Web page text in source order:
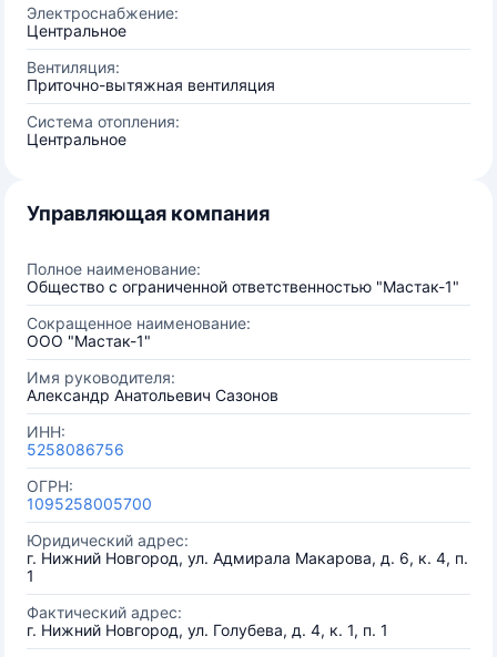
Электроснабжение:
Центральное
Вентиляция:
Приточно-вытяжная вентиляция
Система отопления:
Центральное
Управляющая компания
Полное наименование:
Общество с ограниченной ответственностью "Мастак-1"
Сокращенное наименование:
ООО "Мастак-1"
Имя руководителя:
Александр Анатольевич Сазонов
ИНН:
5258086756
ОГРН:
1095258005700
Юридический адрес:
г. Нижний Новгород, ул. Адмирала Макарова, д. 6, к. 4, п.
1
Фактический адрес:
г. Нижний Новгород, ул. Голубева, д. 4, к. 1, п. 1